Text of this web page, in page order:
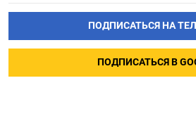
ПОДПИСАТЬСЯ НА
ПОДПИСАТЬСЯ В